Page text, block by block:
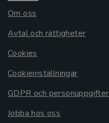
Om oss
Avtal och rättigheter
Cookies
Cookieinställningar
GDPR och personuppgifter
Jobba hos oss